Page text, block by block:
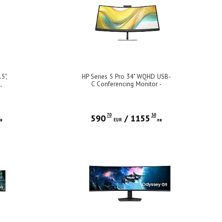
HP Series 5 Pro 34" WQHD USB-
C Conferencing Monitor -
590 70
EUR / 1155 30
лв